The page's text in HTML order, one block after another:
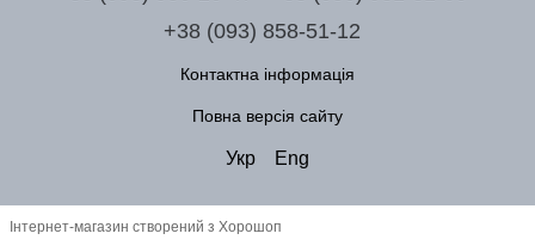
+38 (093) 858-51-12
Контактна інформація
Повна версія сайту
Укр Eng
Інтернет-магазин створений з Хорошоп